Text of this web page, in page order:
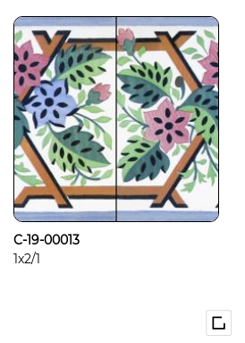
C-19-00013
1x2/1